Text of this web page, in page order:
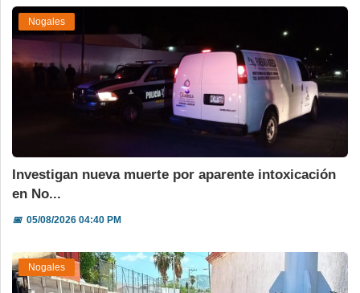
Nogales
Investigan nueva muerte por aparente intoxicación
en No...
📅05/08/2026 04:40 PM
Nogales